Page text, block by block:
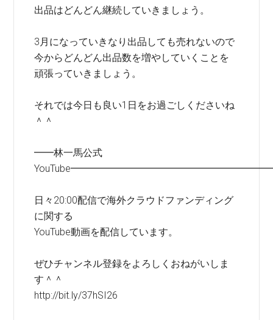
出品はどんどん継続していきましょう。
3月になっていきなり出品しても売れないので
今からどんどん出品数を増やしていくことを
頑張っていきましょう。
それでは今日も良い1日をお過ごしくださいね
＾＾
━━林一馬公式
日々20:00配信で海外クラウドファンディング
に関する
YouTube動画を配信しています。
ぜひチャンネル登録をよろしくおねがいしま
す＾＾
http://bit.ly/37hSI26